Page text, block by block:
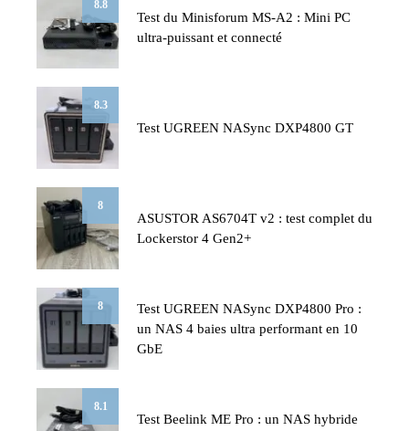
8.8
Test du Minisforum MS-A2 : Mini PC
ultra-puissant et connecté
8.3
Test UGREEN NASync DXP4800 GT
8
ASUSTOR AS6704T v2 : test complet du
Lockerstor 4 Gen2+
8
Test UGREEN NASync DXP4800 Pro :
un NAS 4 baies ultra performant en 10
GbE
8.1
Test Beelink ME Pro : un NAS hybride